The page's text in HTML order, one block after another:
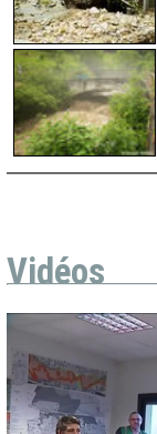
Vidéos